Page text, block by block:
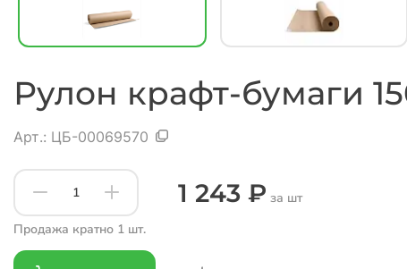
Рулон крафт-бумаги
Арт.: ЦБ-00069570
1 243 ₽ за шт
Продажа кратно 1 шт.